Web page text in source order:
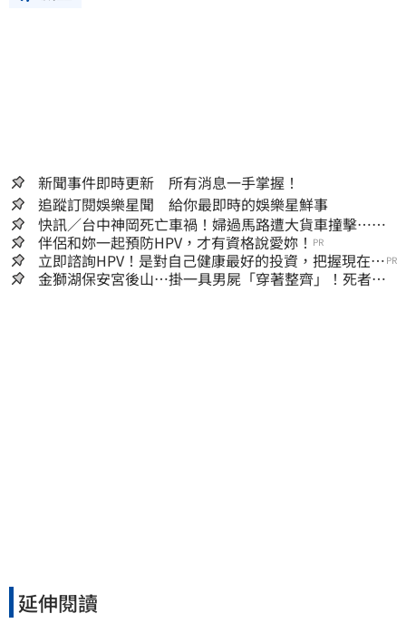
新聞事件即時更新 所有消息一手掌握！
追蹤訂閱娛樂星聞 給你最即時的娛樂星鮮事
快訊／台中神岡死亡車禍！婦過馬路遭大貨車撞擊…下
半身輾碎慘死路口
伴侶和妳一起預防HPV，才有資格說愛妳！ PR
立即諮詢HPV！是對自己健康最好的投資，把握現在不
嫌晚！
PR
金獅湖保安宮後山…掛一具男屍「穿著整齊」！死者身
延伸閱讀